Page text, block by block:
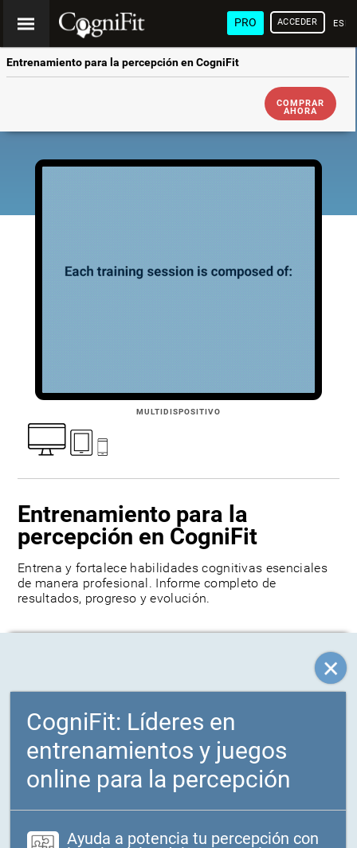
PRO ACCEDER
MULTIDISPOSITIVO
Entrenamiento para la
percepción en CogniFit
29reviews
Entrena y fortalece habilidades cognitivas esenciales
de manera profesional. Informe completo de
Entrenamiento para la percepción en CogniFit
COMPRAR
AHORA
CogniFit: Líderes en
entrenamientos y juegos
online para la percepción